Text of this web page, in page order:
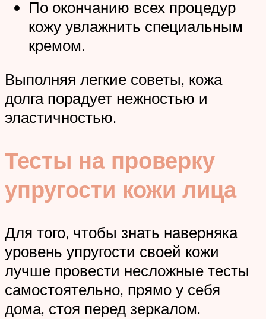
По окончанию всех процедур
кожу увлажнить специальным
кремом.
Выполняя легкие советы, кожа
долга порадует нежностью и
эластичностью.
Тесты на проверку
упругости кожи лица
Для того, чтобы знать наверняка
уровень упругости своей кожи
лучше провести несложные тесты
самостоятельно, прямо у себя
дома, стоя перед зеркалом.